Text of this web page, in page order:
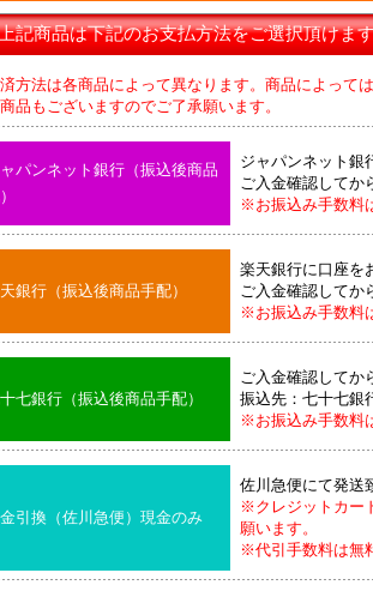
記商品は下記のお支払方法をご選択頂けま
方法は各商品によって異なります。商品によって
もございますのでご了承願います。
パンネット銀行（振込後商品
ジャパンネット銀
ご入金確認してか
※お振込み手数料
銀行（振込後商品手配）
楽天銀行に口座を
ご入金確認してか
※お振込み手数料
七銀行（振込後商品手配）
ご入金確認してか
振込先：七十七銀
※お振込み手数料
引換（佐川急便）現金のみ
佐川急便にて発送
※クレジットカー
願います。
※代引手数料は無